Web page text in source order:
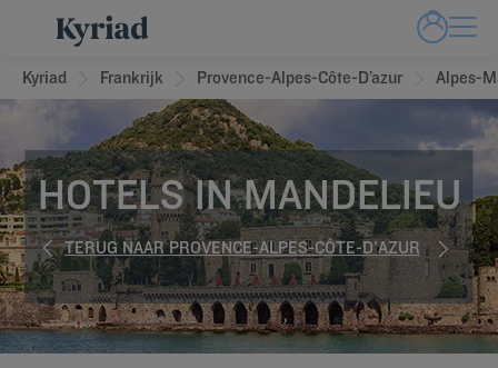
Kyriad Frankrijk Provence-Alpes-Côte-D’azur Alpes-
HOTELS IN MANDELIEU
TERUG NAAR PROVENCE-ALPES-CÔTE-D'AZUR